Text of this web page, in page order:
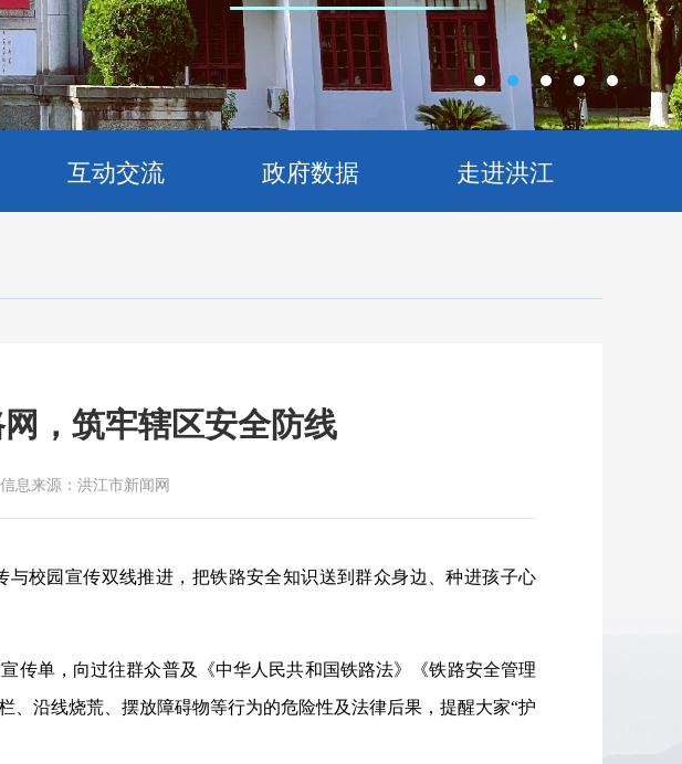
互动交流 政府数据 走进洪江
，筑牢辖区安全防线
信息来源：洪江市新闻网
校园宣传双线推进，把铁路安全知识送到群众身边、种进孩子心
传单，向过往群众普及《中华人民共和国铁路法》《铁路安全管理
沿线烧荒、摆放障碍物等行为的危险性及法律后果，提醒大家“护